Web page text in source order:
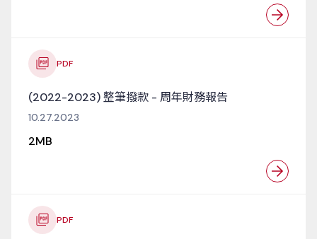
PDF
(2022-2023) 整筆撥款 - 周年財務報告
10.27.2023
2MB
PDF